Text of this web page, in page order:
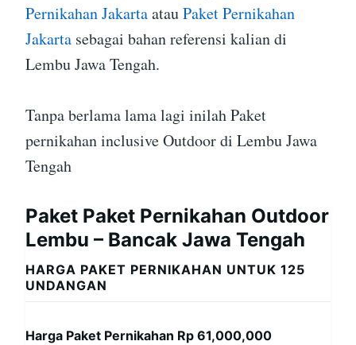
Pernikahan JakartaatauPaket Pernikahan
Jakarta sebagai bahan referensi kalian di
Lembu Jawa Tengah.
Tanpa berlama lama lagi inilah Paket
pernikahan inclusive Outdoor di Lembu Jawa
Tengah
Paket Paket Pernikahan Outdoor
Lembu – Bancak Jawa Tengah
HARGA PAKET PERNIKAHAN UNTUK 125
UNDANGAN
Harga Paket Pernikahan Rp 61,000,000